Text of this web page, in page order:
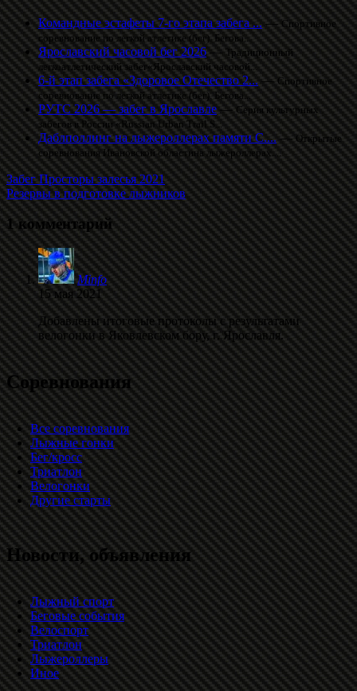
Командные эстафеты 7-го этапа забега ...—Спортивное
соревнование по легкой атлетике (бег). Бегова...
Ярославский часовой бег 2026—Традиционный
легкоатлетический забег«Ярославский часовой...
6-й этап забега «Здоровое Отечество 2...—Спортивное
соревнование по легкой атлетике (бег). Бегова...
РУТС 2026 — забег в Ярославле—Серия культурных
забегов в России «Russian Urban Trail S...
Даблполлинг на лыжероллерах памяти С....—Открытые
соревнования Ивановской областина лыжероллерах....
Забег Просторы залесья 2021
Резервы в подготовке лыжников
1 комментарий
Minfo
15 мая 2021
Добавлены итоговые протоколы с результатами
велогонки в Яковлевском бору, г. Ярославля.
Соревнования
Все соревнования
Лыжные гонки
Бег/кросс
Триатлон
Велогонки
Другие старты
Новости, объявления
Лыжный спорт
Беговые события
Велоспорт
Триатлон
Лыжероллеры
Иное